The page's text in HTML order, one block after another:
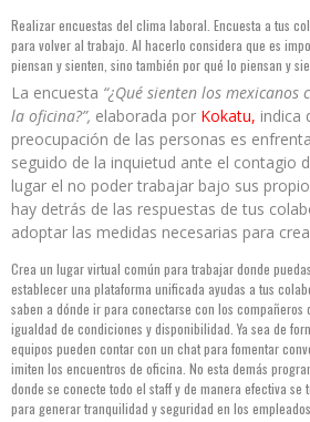
Realizar encuestas del clima laboral. Encuesta a tus
para volver al trabajo. Al hacerlo considera que es
piensan y sienten, sino también por qué lo piensan y
La encuesta “¿Qué sienten los
la oficina?”, elaborada por Kokatu, indica
preocupación de las personas es
seguido de la inquietud ante el contagio
lugar el no poder trabajar bajo sus
hay detrás de las respuestas de tus
adoptar las medidas necesarias para
Crea un lugar virtual común para trabajar donde
establecer una plataforma unificada ayudas a tus
saben a dónde ir para conectarse con los compañeros
igualdad de condiciones y disponibilidad. Ya sea de
equipos pueden contar con un chat para fomentar
imiten los encuentros de oficina. No esta demás
donde se conecte todo el staff y de manera efectiva se
para generar tranquilidad y seguridad en los empleados.